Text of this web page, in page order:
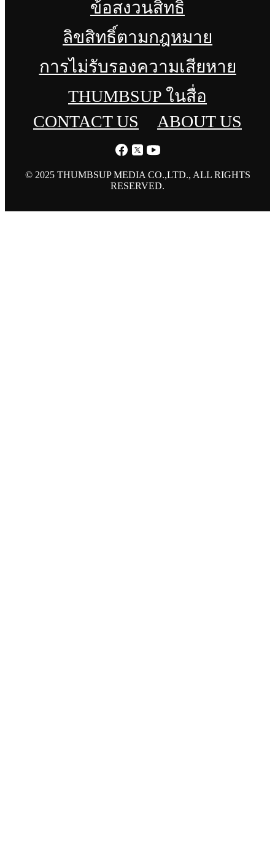
ข้อสงวนสิทธิ์
ลิขสิทธิ์ตามกฎหมาย
การไม่รับรองความเสียหาย
THUMBSUP ในสื่อ
CONTACT US
ABOUT US
© 2025 THUMBSUP MEDIA CO.,LTD., ALL RIGHTS
RESERVED.